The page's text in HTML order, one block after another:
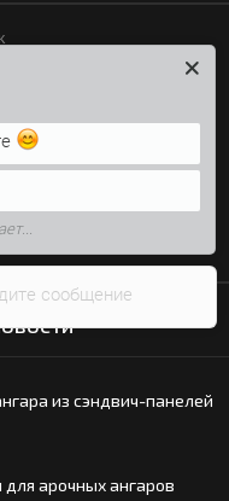
из сэндвич-панелей
арочных ангаров
сообщение